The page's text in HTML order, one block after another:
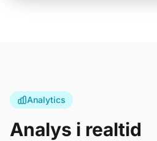
Analytics
Analys i realtid